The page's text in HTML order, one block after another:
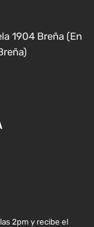
1904 Breña (En
2pm y recibe el